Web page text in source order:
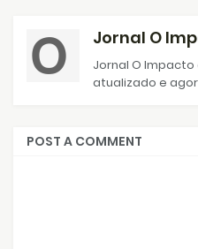
Jornal O
Jornal O
atualizado e
POST A COMMENT